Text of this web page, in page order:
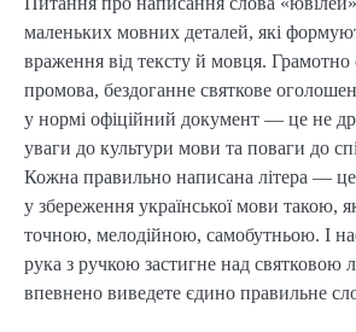
маленьких мовних деталей, які
враження від тексту й мовця. Грамотно
промова, бездоганне святкове
у нормі офіційний документ — це не
уваги до культури мови та поваги до
Кожна правильно написана літера —
у збереження української мови такою,
точною, мелодійною, самобутньою. І
рука з ручкою застигне над святковою
впевнено виведете єдино правильне